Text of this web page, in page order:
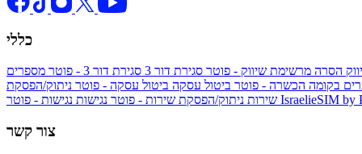
כללי
הסרה מרשימת שיווק - פוטר סגירת דור 3 סגירת דור 3 - פוטר
מספרים
בקומה הכשרה - פוטר ביטול עסקה ביטול עסקה - פוטר ניתוק/הפסקת
שירות ניתוק/הפסקת שירות - פוטר נגישות IsraelieSIM by
צור קשר